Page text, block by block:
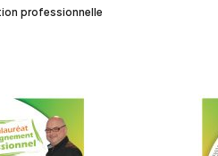
professionnelle